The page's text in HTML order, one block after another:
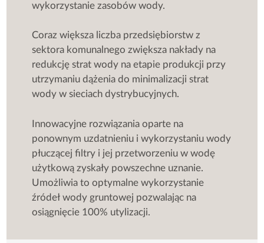
wykorzystanie zasobów wody.
Coraz większa liczba przedsiębiorstw z
sektora komunalnego zwiększa nakłady na
redukcję strat wody na etapie produkcji przy
utrzymaniu dążenia do minimalizacji strat
wody w sieciach dystrybucyjnych.
Innowacyjne rozwiązania oparte na
ponownym uzdatnieniu i wykorzystaniu wody
płuczącej filtry i jej przetworzeniu w wodę
użytkową zyskały powszechne uznanie.
Umożliwia to optymalne wykorzystanie
źródeł wody gruntowej pozwalając na
osiągnięcie 100% utylizacji.